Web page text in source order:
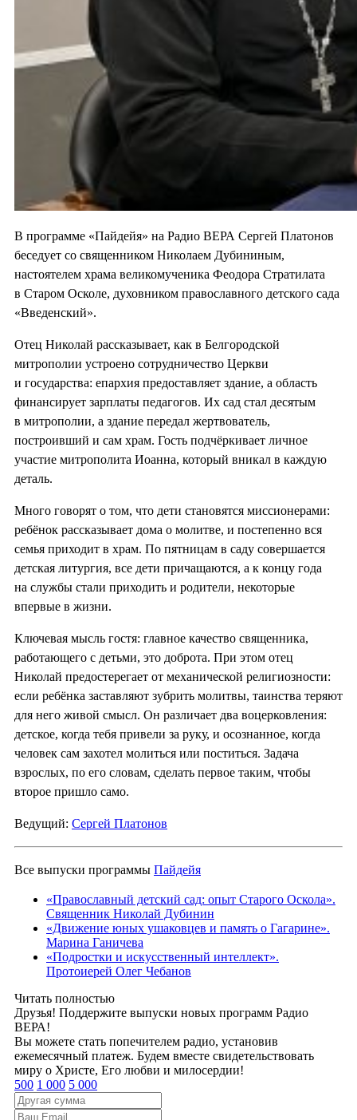
В программе «Пайдейя» на Радио ВЕРА Сергей Платонов
беседует со священником Николаем Дубининым,
настоятелем храма великомученика Феодора Стратилата
в Старом Осколе, духовником православного детского сада
«Введенский».
Отец Николай рассказывает, как в Белгородской
митрополии устроено сотрудничество Церкви
и государства: епархия предоставляет здание, а область
финансирует зарплаты педагогов. Их сад стал десятым
в митрополии, а здание передал жертвователь,
построивший и сам храм. Гость подчёркивает личное
участие митрополита Иоанна, который вникал в каждую
деталь.
Много говорят о том, что дети становятся миссионерами:
ребёнок рассказывает дома о молитве, и постепенно вся
семья приходит в храм. По пятницам в саду совершается
детская литургия, все дети причащаются, а к концу года
на службы стали приходить и родители, некоторые
впервые в жизни.
Ключевая мысль гостя: главное качество священника,
работающего с детьми, это доброта. При этом отец
Николай предостерегает от механической религиозности:
если ребёнка заставляют зубрить молитвы, таинства теряют
для него живой смысл. Он различает два воцерковления:
детское, когда тебя привели за руку, и осознанное, когда
человек сам захотел молиться или поститься. Задача
взрослых, по его словам, сделать первое таким, чтобы
второе пришло само.
Ведущий: Сергей Платонов
Все выпуски программы Пайдейя
«Православный детский сад: опыт Старого Оскола».
Священник Николай Дубинин
«Движение юных ушаковцев и память о Гагарине».
Марина Ганичева
«Подростки и искусственный интеллект».
Протоиерей Олег Чебанов
Читать полностью
Друзья! Поддержите выпуски новых программ Радио
ВЕРА!
Вы можете стать попечителем радио, установив
ежемесячный платеж. Будем вместе свидетельствовать
миру о Христе, Его любви и милосердии!
500 1 000 5 000